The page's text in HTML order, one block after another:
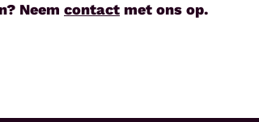
Neem contact met ons op.